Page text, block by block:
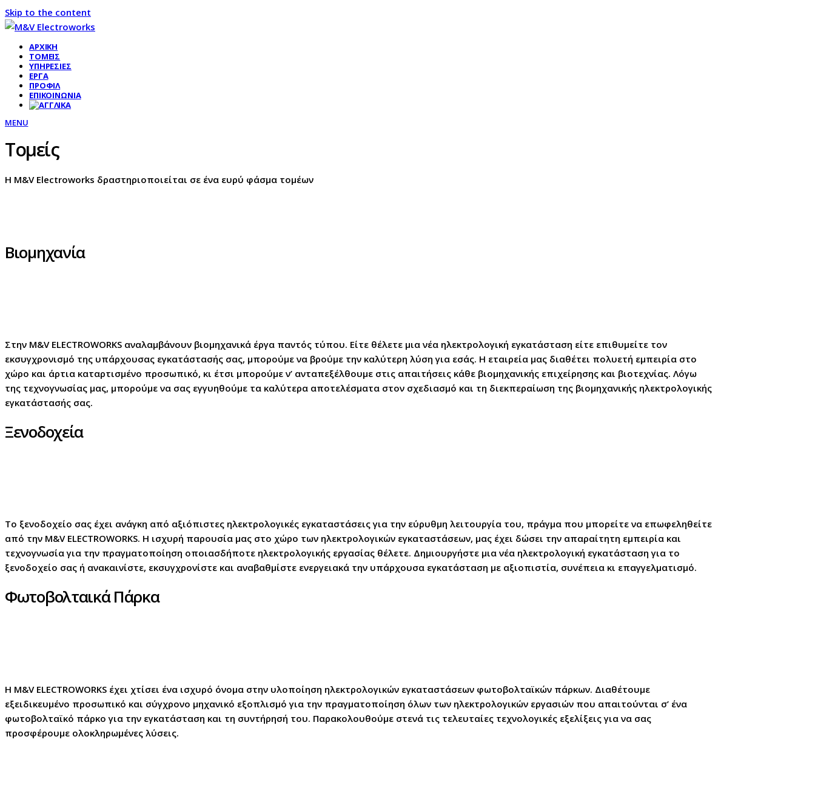
Skip to the content
ΑΡΧΙΚΉ
ΤΟΜΕΊΣ
ΥΠΗΡΕΣΊΕΣ
ΈΡΓΑ
ΠΡΟΦΊΛ
ΕΠΙΚΟΙΝΩΝΊΑ
MENU
Τομείς
Η M&V Electroworks δραστηριοποιείται σε ένα ευρύ φάσμα τομέων
Βιομηχανία
Στην M&V ELECTROWORKS αναλαμβάνουν βιομηχανικά έργα παντός τύπου. Είτε θέλετε μια νέα ηλεκτρολογική εγκατάσταση είτε επιθυμείτε τον
εκσυγχρονισμό της υπάρχουσας εγκατάστασής σας, μπορούμε να βρούμε την καλύτερη λύση για εσάς. Η εταιρεία μας διαθέτει πολυετή εμπειρία στο
χώρο και άρτια καταρτισμένο προσωπικό, κι έτσι μπορούμε ν’ ανταπεξέλθουμε στις απαιτήσεις κάθε βιομηχανικής επιχείρησης και βιοτεχνίας. Λόγω
της τεχνογνωσίας μας, μπορούμε να σας εγγυηθούμε τα καλύτερα αποτελέσματα στον σχεδιασμό και τη διεκπεραίωση της βιομηχανικής ηλεκτρολογικής
εγκατάστασής σας.
Ξενοδοχεία
Το ξενοδοχείο σας έχει ανάγκη από αξιόπιστες ηλεκτρολογικές εγκαταστάσεις για την εύρυθμη λειτουργία του, πράγμα που μπορείτε να επωφεληθείτε
από την M&V ELECTROWORKS. Η ισχυρή παρουσία μας στο χώρο των ηλεκτρολογικών εγκαταστάσεων, μας έχει δώσει την απαραίτητη εμπειρία και
τεχνογνωσία για την πραγματοποίηση οποιασδήποτε ηλεκτρολογικής εργασίας θέλετε. Δημιουργήστε μια νέα ηλεκτρολογική εγκατάσταση για το
ξενοδοχείο σας ή ανακαινίστε, εκσυγχρονίστε και αναβαθμίστε ενεργειακά την υπάρχουσα εγκατάσταση με αξιοπιστία, συνέπεια κι επαγγελματισμό.
Φωτοβολταικά Πάρκα
Η M&V ELECTROWORKS έχει χτίσει ένα ισχυρό όνομα στην υλοποίηση ηλεκτρολογικών εγκαταστάσεων φωτοβολταϊκών πάρκων. Διαθέτουμε
εξειδικευμένο προσωπικό και σύγχρονο μηχανικό εξοπλισμό για την πραγματοποίηση όλων των ηλεκτρολογικών εργασιών που απαιτούνται σ’ ένα
φωτοβολταϊκό πάρκο για την εγκατάσταση και τη συντήρησή του. Παρακολουθούμε στενά τις τελευταίες τεχνολογικές εξελίξεις για να σας
προσφέρουμε ολοκληρωμένες λύσεις.